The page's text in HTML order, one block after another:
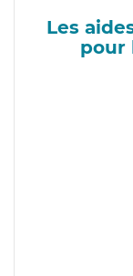
Les
pour